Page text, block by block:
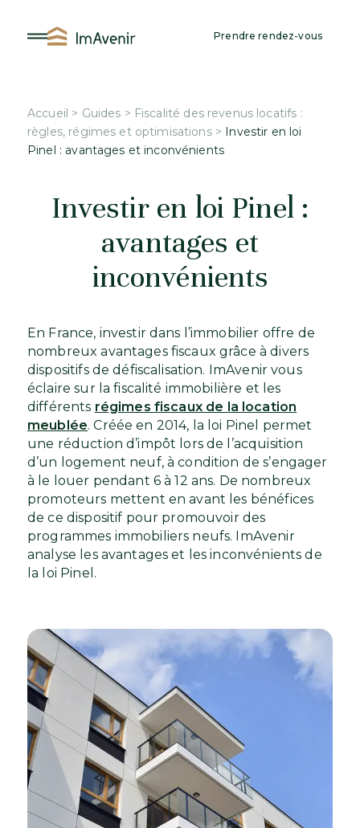
contenu
Prendre rendez-vous
Accueil > Guides > Fiscalité des revenus locatifs :
règles, régimes et optimisations> Investir en loi
Pinel : avantages et inconvénients
Investir en loi Pinel :
avantages et
inconvénients
En France, investir dans l’immobilier offre de
nombreux avantages fiscaux grâce à divers
dispositifs de défiscalisation. ImAvenir vous
éclaire sur la fiscalité immobilière et les
différents régimes fiscaux de la location
meublée. Créée en 2014, la loi Pinel permet
une réduction d’impôt lors de l’acquisition
d’un logement neuf, à condition de s’engager
à le louer pendant 6 à 12 ans. De nombreux
promoteurs mettent en avant les bénéfices
de ce dispositif pour promouvoir des
programmes immobiliers neufs. ImAvenir
analyse les avantages et les inconvénients de
la loi Pinel.